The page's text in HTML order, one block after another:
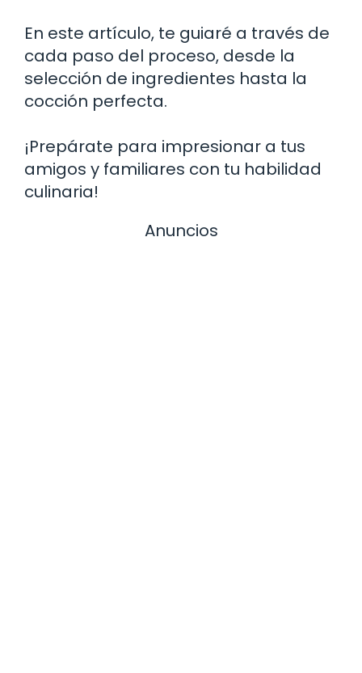
En este artículo, te guiaré a través de
cada paso del proceso, desde la
selección de ingredientes hasta la
cocción perfecta.
¡Prepárate para impresionar a tus
amigos y familiares con tu habilidad
culinaria!
Anuncios